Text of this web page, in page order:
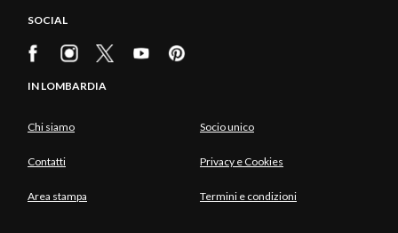
SOCIAL
IN LOMBARDIA
Chi siamo Socio unico
Contatti Privacy e Cookies
Area stampa Termini e condizioni